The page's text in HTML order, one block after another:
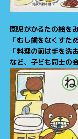
園児がかるたの絵をみ
「むし歯をなくすた
「料理の前は手を洗
など、子ども同士の